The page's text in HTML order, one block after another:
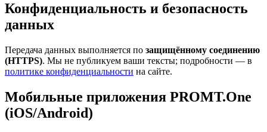
Конфиденциальность и безопасность
данных
Передача данных выполняется по защищённому соединению
(HTTPS). Мы не публикуем ваши тексты; подробности — в
политике конфиденциальности на сайте.
Мобильные приложения PROMT.One
(iOS/Android)